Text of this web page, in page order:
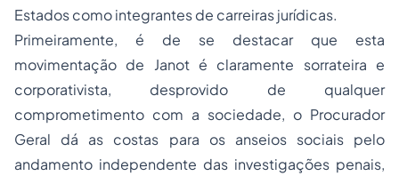
Estados como integrantes de carreiras jurídicas.
Primeiramente, é de se destacar que esta
movimentação de Janot é claramente sorrateira e
corporativista, desprovido de qualquer
comprometimento com a sociedade, o Procurador
Geral dá as costas para os anseios sociais pelo
andamento independente das investigações penais,